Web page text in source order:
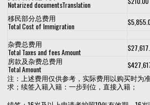
Notarized documentsTranslation
移民部分总费用
Total Cost of Immigration
杂费总费用
Total Taxes and fees Amount
房款及杂费总费用
Total Amount
注：上述费用仅供参考，实际费用以购买时为
求；续签入籍入籍：一步到位，直接入籍；